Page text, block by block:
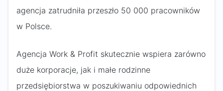
agencja zatrudniła przeszło 50 000 pracowników
w Polsce.
Agencja Work & Profit skutecznie wspiera zarówno
duże korporacje, jak i małe rodzinne
przedsiębiorstwa w poszukiwaniu odpowiednich